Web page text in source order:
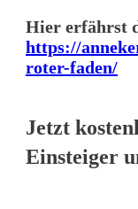
Hier erfährst
https://
roter-faden/
Jetzt
Einsteiger